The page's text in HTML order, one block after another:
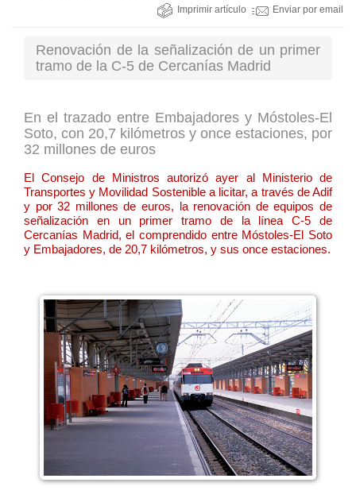
Imprimir artículo Enviar por email
Renovación de la señalización de un primer
tramo de la C-5 de Cercanías Madrid
En el trazado entre Embajadores y Móstoles-El
Soto, con 20,7 kilómetros y once estaciones, por
32 millones de euros
El Consejo de Ministros autorizó ayer al Ministerio de
Transportes y Movilidad Sostenible a licitar, a través de Adif
y por 32 millones de euros, la renovación de equipos de
señalización en un primer tramo de la línea C-5 de
Cercanías Madrid, el comprendido entre Móstoles-El Soto
y Embajadores, de 20,7 kilómetros, y sus once estaciones.